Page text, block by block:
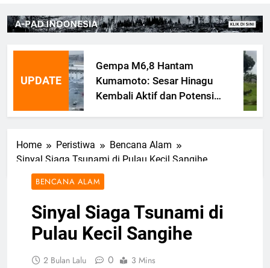
UPDATE
Gempa M6,8 Hantam
Kumamoto: Sesar Hinagu
Kembali Aktif dan Potensi
Home Peristiwa
Bencana Alam
Sinyal Siaga Tsunami di Pulau Kecil Sangihe
BENCANA ALAM
Sinyal Siaga Tsunami di
Pulau Kecil Sangihe
2 Bulan Lalu 0 3 Mins